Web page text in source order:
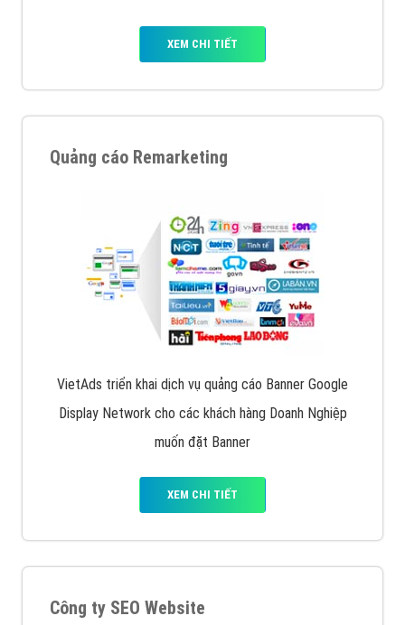
VietAds cùng bạn tìm hiểu về các hình thức
quảng cáo facebook hiện nay.
XEM CHI TIẾT